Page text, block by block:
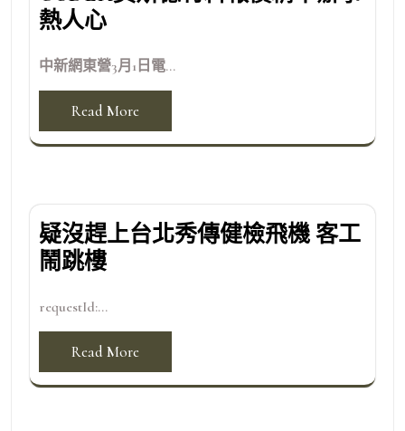
熱人心
中新網東營3月1日電...
Read More
疑沒趕上台北秀傳健檢飛機 客工
鬧跳樓
requestId:...
Read More